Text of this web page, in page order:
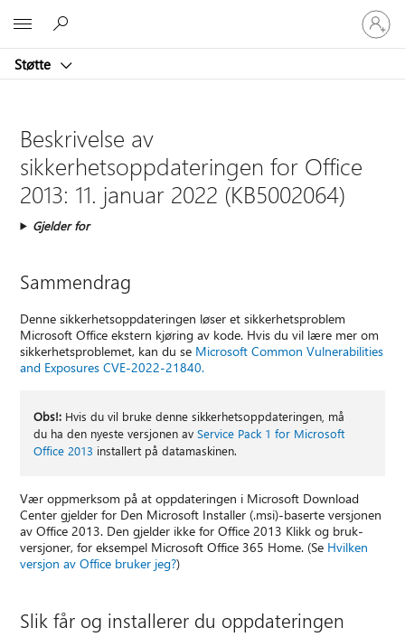
Støtte
Logg
på
kontoen
Beskrivelse av
sikkerhetsoppdateringen for Office
2013: 11. januar 2022 (KB5002064)
Gjelder for
Sammendrag
Denne sikkerhetsoppdateringen løser et sikkerhetsproblem
Microsoft Office ekstern kjøring av kode. Hvis du vil lære mer om
sikkerhetsproblemet, kan du se Microsoft Common Vulnerabilities
and Exposures CVE-2022-21840.
Obs!: Hvis du vil bruke denne sikkerhetsoppdateringen, må
du ha den nyeste versjonen av Service Pack 1 for Microsoft
Office 2013 installert på datamaskinen.
Vær oppmerksom på at oppdateringen i Microsoft Download
Center gjelder for Den Microsoft Installer (.msi)-baserte versjonen
av Office 2013. Den gjelder ikke for Office 2013 Klikk og bruk-
versjoner, for eksempel Microsoft Office 365 Home. (Se Hvilken
versjon av Office bruker jeg?)
Slik får og installerer du oppdateringen